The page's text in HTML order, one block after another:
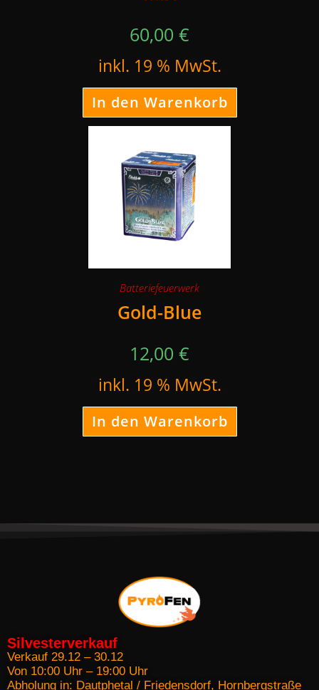
60,00 €
inkl. 19 % MwSt.
In den Warenkorb
Batteriefeuerwerk
Gold-Blue
12,00 €
inkl. 19 % MwSt.
In den Warenkorb
Silvesterverkauf
Verkauf 29.12 – 30.12
Von 10:00 Uhr – 19:00 Uhr
Abholung in: Dautphetal / Friedensdorf, Hornbergstraße